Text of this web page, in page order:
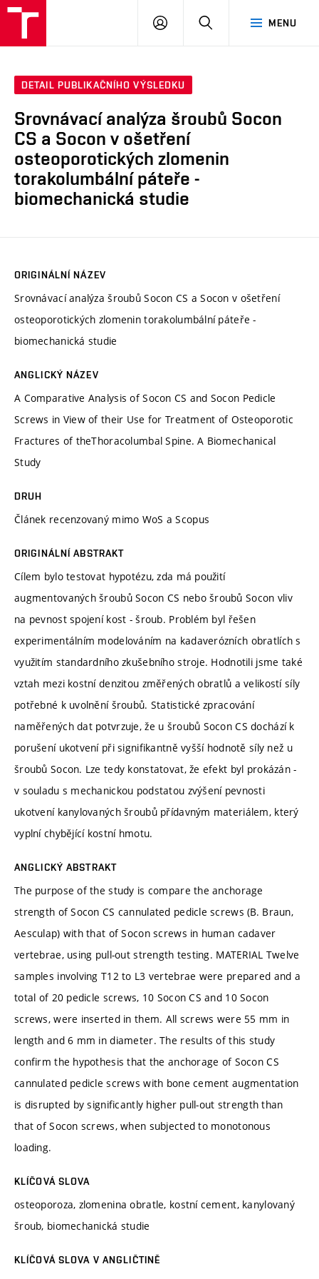
MENU
PŘIHLÁSIT
DETAIL PUBLIKAČNÍHO VÝSLEDKU
Srovnávací analýza šroubů Socon
CS a Socon v ošetření
osteoporotických zlomenin
torakolumbální páteře -
biomechanická studie
ORIGINÁLNÍ NÁZEV
Srovnávací analýza šroubů Socon CS a Socon v ošetření
osteoporotických zlomenin torakolumbální páteře -
biomechanická studie
ANGLICKÝ NÁZEV
A Comparative Analysis of Socon CS and Socon Pedicle
Screws in View of their Use for Treatment of Osteoporotic
Fractures of theThoracolumbal Spine. A Biomechanical
Study
DRUH
Článek recenzovaný mimo WoS a Scopus
ORIGINÁLNÍ ABSTRAKT
Cílem bylo testovat hypotézu, zda má použití
augmentovaných šroubů Socon CS nebo šroubů Socon vliv
na pevnost spojení kost - šroub. Problém byl řešen
experimentálním modelováním na kadaverózních obratlích s
využitím standardního zkušebního stroje. Hodnotili jsme také
vztah mezi kostní denzitou změřených obratlů a velikostí síly
potřebné k uvolnění šroubů. Statistické zpracování
naměřených dat potvrzuje, že u šroubů Socon CS dochází k
porušení ukotvení při signifikantně vyšší hodnotě síly než u
šroubů Socon. Lze tedy konstatovat, že efekt byl prokázán -
v souladu s mechanickou podstatou zvýšení pevnosti
ukotvení kanylovaných šroubů přídavným materiálem, který
vyplní chybějící kostní hmotu.
ANGLICKÝ ABSTRAKT
The purpose of the study is compare the anchorage
strength of Socon CS cannulated pedicle screws (B. Braun,
Aesculap) with that of Socon screws in human cadaver
vertebrae, using pull-out strength testing. MATERIAL Twelve
samples involving T12 to L3 vertebrae were prepared and a
total of 20 pedicle screws, 10 Socon CS and 10 Socon
screws, were inserted in them. All screws were 55 mm in
length and 6 mm in diameter. The results of this study
confirm the hypothesis that the anchorage of Socon CS
cannulated pedicle screws with bone cement augmentation
is disrupted by significantly higher pull-out strength than
that of Socon screws, when subjected to monotonous
loading.
KLÍČOVÁ SLOVA
osteoporoza, zlomenina obratle, kostní cement, kanylovaný
šroub, biomechanická studie
KLÍČOVÁ SLOVA V ANGLIČTINĚ